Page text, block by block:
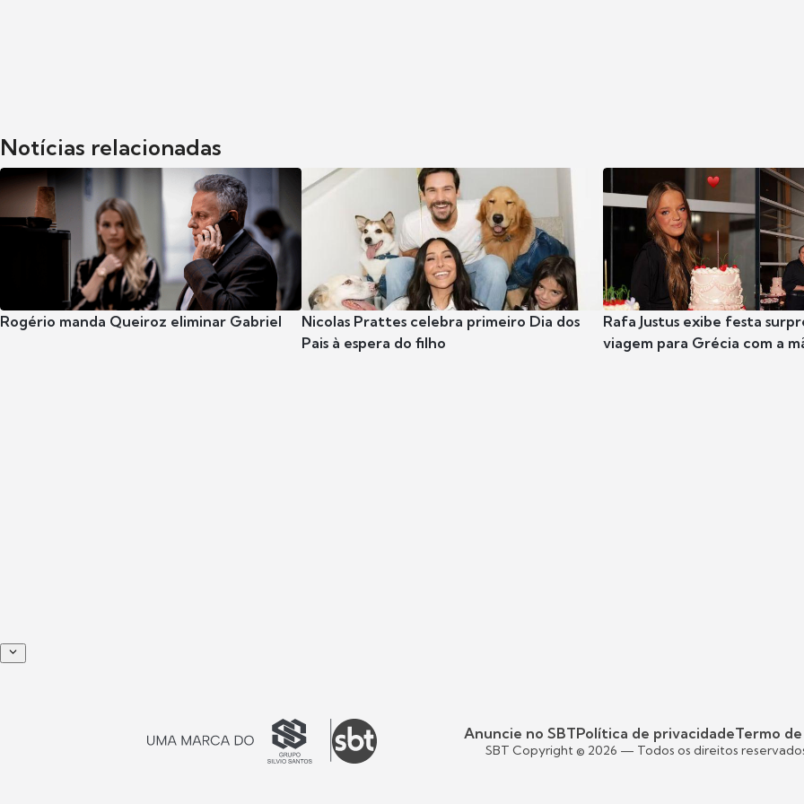
Notícias relacionadas
Rogério manda Queiroz eliminar Gabriel
Nicolas Prattes celebra primeiro Dia dos
Pais à espera do filho
Rafa Justus exibe festa
viagem para Grécia com a
Anuncie no SBTPolítica de privacidadeTermo de
SBT Copyright © 2026 — Todos os direitos